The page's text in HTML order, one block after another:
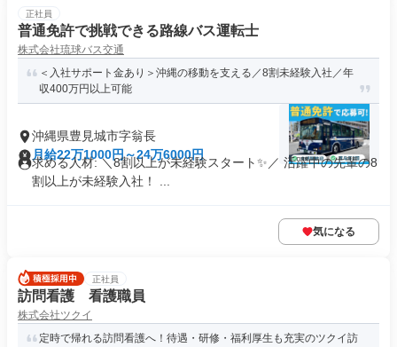
正社員
普通免許で挑戦できる路線バス運転士
株式会社琉球バス交通
＜入社サポート金あり＞沖縄の移動を支える／8割未経験入社／年
収400万円以上可能
沖縄県豊見城市字翁長
月給22万1000円～24万6000円
求める人材: ＼8割以上が未経験スタート✨／ 活躍中の先輩の8
割以上が未経験入社！ ...
気になる
正社員
訪問看護 看護職員
株式会社ツクイ
定時で帰れる訪問看護へ！待遇・研修・福利厚生も充実のツクイ訪